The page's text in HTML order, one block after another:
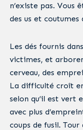
n’existe pas. Vous
des us et coutumes
Les dés fournis
victimes, et
cerveau, des
La difficulté croît
selon qu’il est vert
avec plus
coups de fusil.